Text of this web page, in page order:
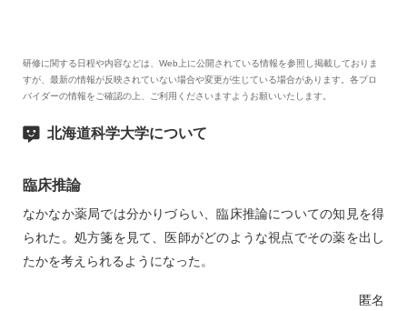
研修に関する日程や内容などは、Web上に公開されている情報を参照し掲載しておりま
すが、最新の情報が反映されていない場合や変更が生じている場合があります。各プロ
バイダーの情報をご確認の上、ご利用くださいますようお願いいたします。
北海道科学大学について
臨床推論
なかなか薬局では分かりづらい、臨床推論についての知見を得
られた。処方箋を見て、医師がどのような視点でその薬を出し
たかを考えられるようになった。
匿名